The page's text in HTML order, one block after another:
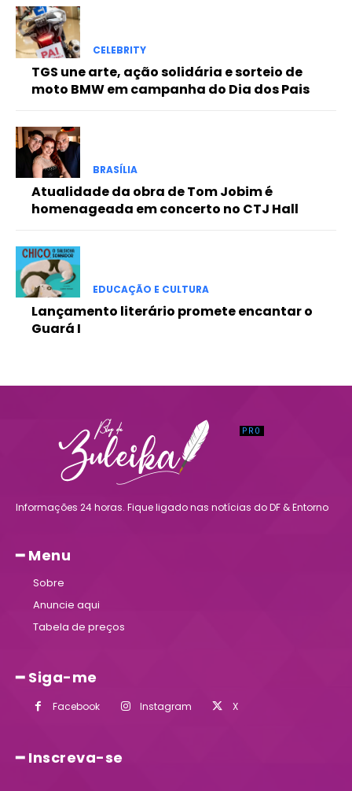
Pro
Full member access:
Etiam est nibh, lobortis sit
Ut mollis pellentesque tortor
Nullam eu erat condimentum
Donec quis est ac felis
Orci varius natoque dolor
CELEBRITY
TGS une arte, ação solidária e sorteio de
moto BMW em campanha do Dia dos Pais
BRASÍLIA
Atualidade da obra de Tom Jobim é
homenageada em concerto no CTJ Hall
EDUCAÇÃO E CULTURA
Lançamento literário promete encantar o
Guará I
Informações 24 horas. Fique ligado nas notícias do DF & Entorno
━ Menu
Sobre
Anuncie aqui
Tabela de preços
━ Siga-me
Facebook Instagram X
━ Inscreva-se